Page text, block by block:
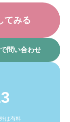
てみる
問い合わせ
は有料